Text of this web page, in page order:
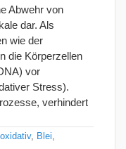
Abwehr von
dar. Als
wie der
die Körperzellen
vor
Stress).
verhindert
, Blei